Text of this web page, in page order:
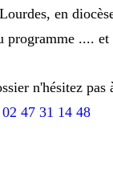
en
programme ....
n'hésitez
02 47 31 14 48